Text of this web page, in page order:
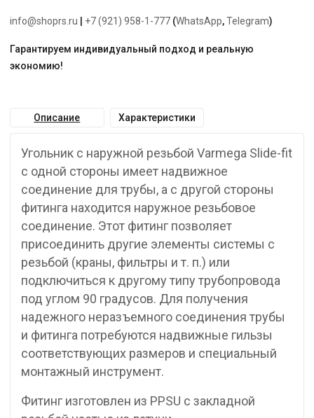
info@shoprs.ru +7 (921) 958-1-777 (WhatsApp,Telegram)
Гарантируем индивидуальный подход и реальную
экономию!
Описание Характеристики
Угольник с наружной резьбой Varmega Slide-fit
с одной стороны имеет надвижное
соединение для трубы, а с другой стороны
фитинга находится наружное резьбовое
соединение. Этот фитинг позволяет
присоединить другие элементы системы с
резьбой (краны, фильтры и т. п.) или
подключиться к другому типу трубопровода
под углом 90 градусов. Для получения
надежного неразъемного соединения трубы
и фитинга потребуются надвижные гильзы
соответствующих размеров и специальный
монтажный инструмент.
Фитинг изготовлен из PPSU с закладной